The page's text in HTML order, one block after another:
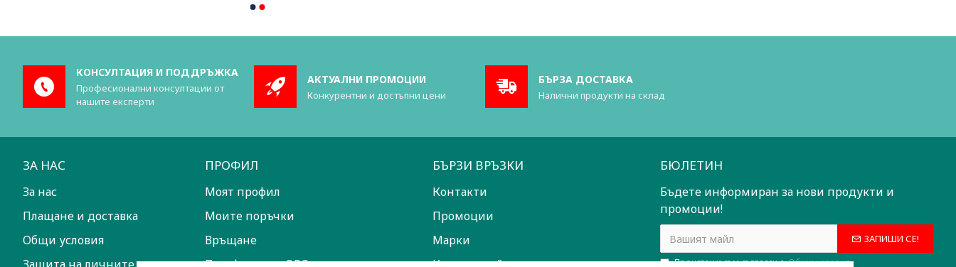
КОНСУЛТАЦИЯ И ПОДДРЪЖКА
Професионални консултации от
нашите експерти
АКТУАЛНИ ПРОМОЦИИ
Конкурентни и достъпни цени
БЪРЗА ДОСТАВКА
Налични продукти на склад
ЗА НАС
За нас
Плащане и доставка
Общи условия
ПРОФИЛ
Моят профил
Моите поръчки
Връщане
БЪРЗИ ВРЪЗКИ
Контакти
Промоции
Марки
БЮЛЕТИН
Бъдете информиран за нови продукти и
промоции!
ЗАПИШИ СЕ!
Прочетох и съм съгласен сОбщи условия